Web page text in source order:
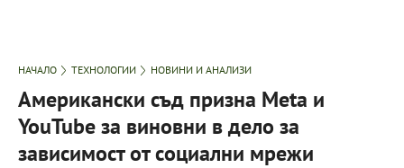
НАЧАЛО ТЕХНОЛОГИИ НОВИНИ И АНАЛИЗИ
Американски съд призна Meta и
YouTube за виновни в дело за
зависимост от социални мрежи